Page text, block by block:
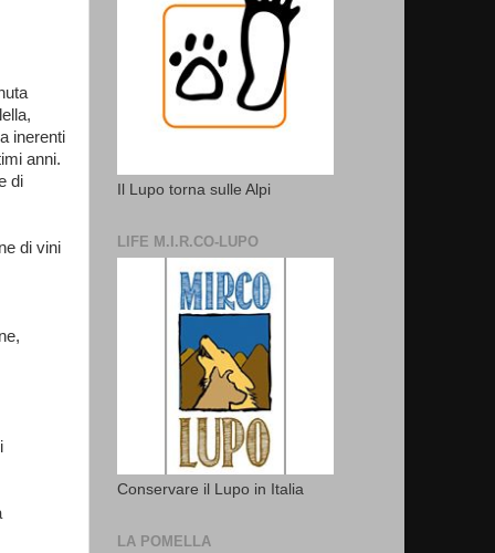
inerenti
anni.
di
di vini
Il Lupo torna sulle Alpi
LIFE M.I.R.CO-LUPO
Conservare il Lupo in Italia
LA POMELLA